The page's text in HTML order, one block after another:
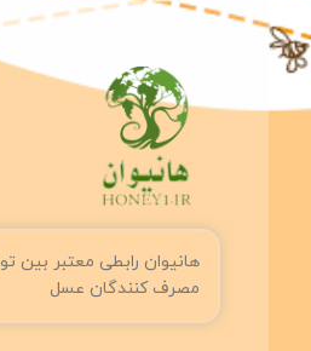
هانیوان رابطی معتبر بین
مصرف کنندگان عسل